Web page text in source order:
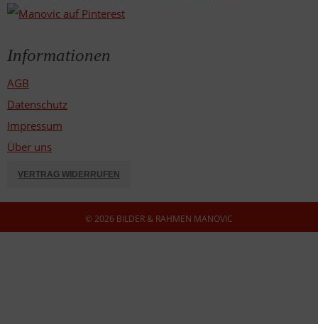
Informationen
AGB
Datenschutz
Impressum
Über uns
VERTRAG WIDERRUFEN
© 2026 BILDER & RAHMEN MANOVIC